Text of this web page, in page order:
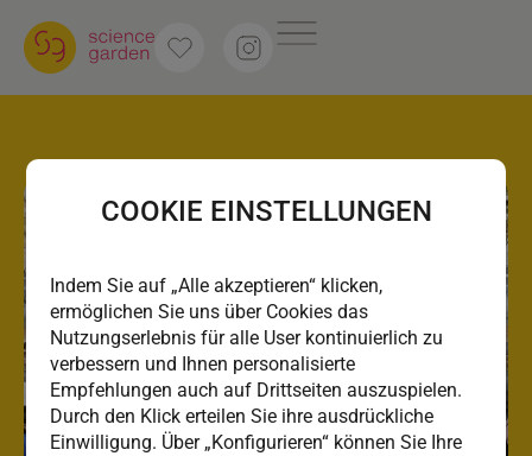
COOKIE EINSTELLUNGEN
Indem Sie auf „Alle akzeptieren“ klicken,
ermöglichen Sie uns über Cookies das
Nutzungserlebnis für alle User kontinuierlich zu
verbessern und Ihnen personalisierte
Empfehlungen auch auf Drittseiten auszuspielen.
Durch den Klick erteilen Sie ihre ausdrückliche
Einwilligung. Über „Konfigurieren“ können Sie Ihre